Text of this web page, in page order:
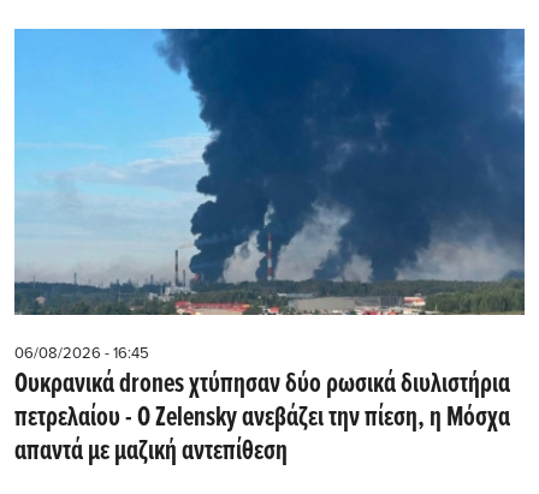
06/08/2026 - 16:45
Ουκρανικά drones χτύπησαν δύο ρωσικά διυλιστήρια
πετρελαίου - Ο Zelensky ανεβάζει την πίεση, η Μόσχα
απαντά με μαζική αντεπίθεση